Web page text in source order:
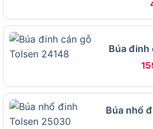
lắp ráp thiết bị
Sản phẩm là lựa chọn yêu
tạm thời hoặc hoàn thiện chi
Cơ khí nhẹ – Chỉnh gá, gõ
Búa đinh
Búa nhổ